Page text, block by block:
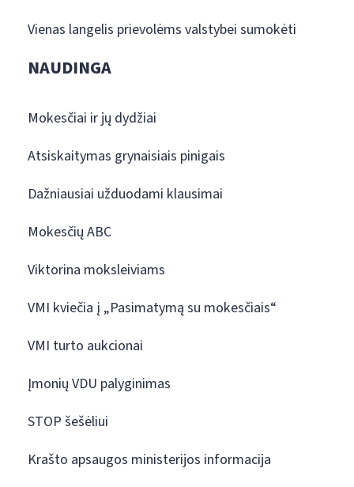
Vienas langelis prievolėms valstybei sumokėti
NAUDINGA
Mokesčiai ir jų dydžiai
Atsiskaitymas grynaisiais pinigais
Dažniausiai užduodami klausimai
Mokesčių ABC
Viktorina moksleiviams
VMI kviečia į „Pasimatymą su mokesčiais“
VMI turto aukcionai
Įmonių VDU palyginimas
STOP šešėliui
Krašto apsaugos ministerijos informacija